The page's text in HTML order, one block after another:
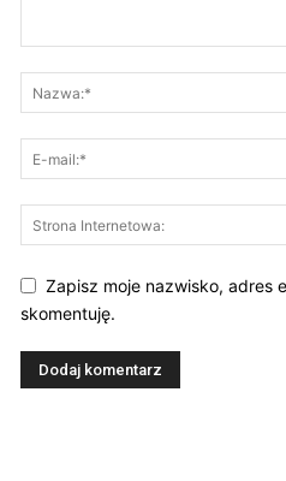
Zapisz moje nazwisko, adres
skomentuję.